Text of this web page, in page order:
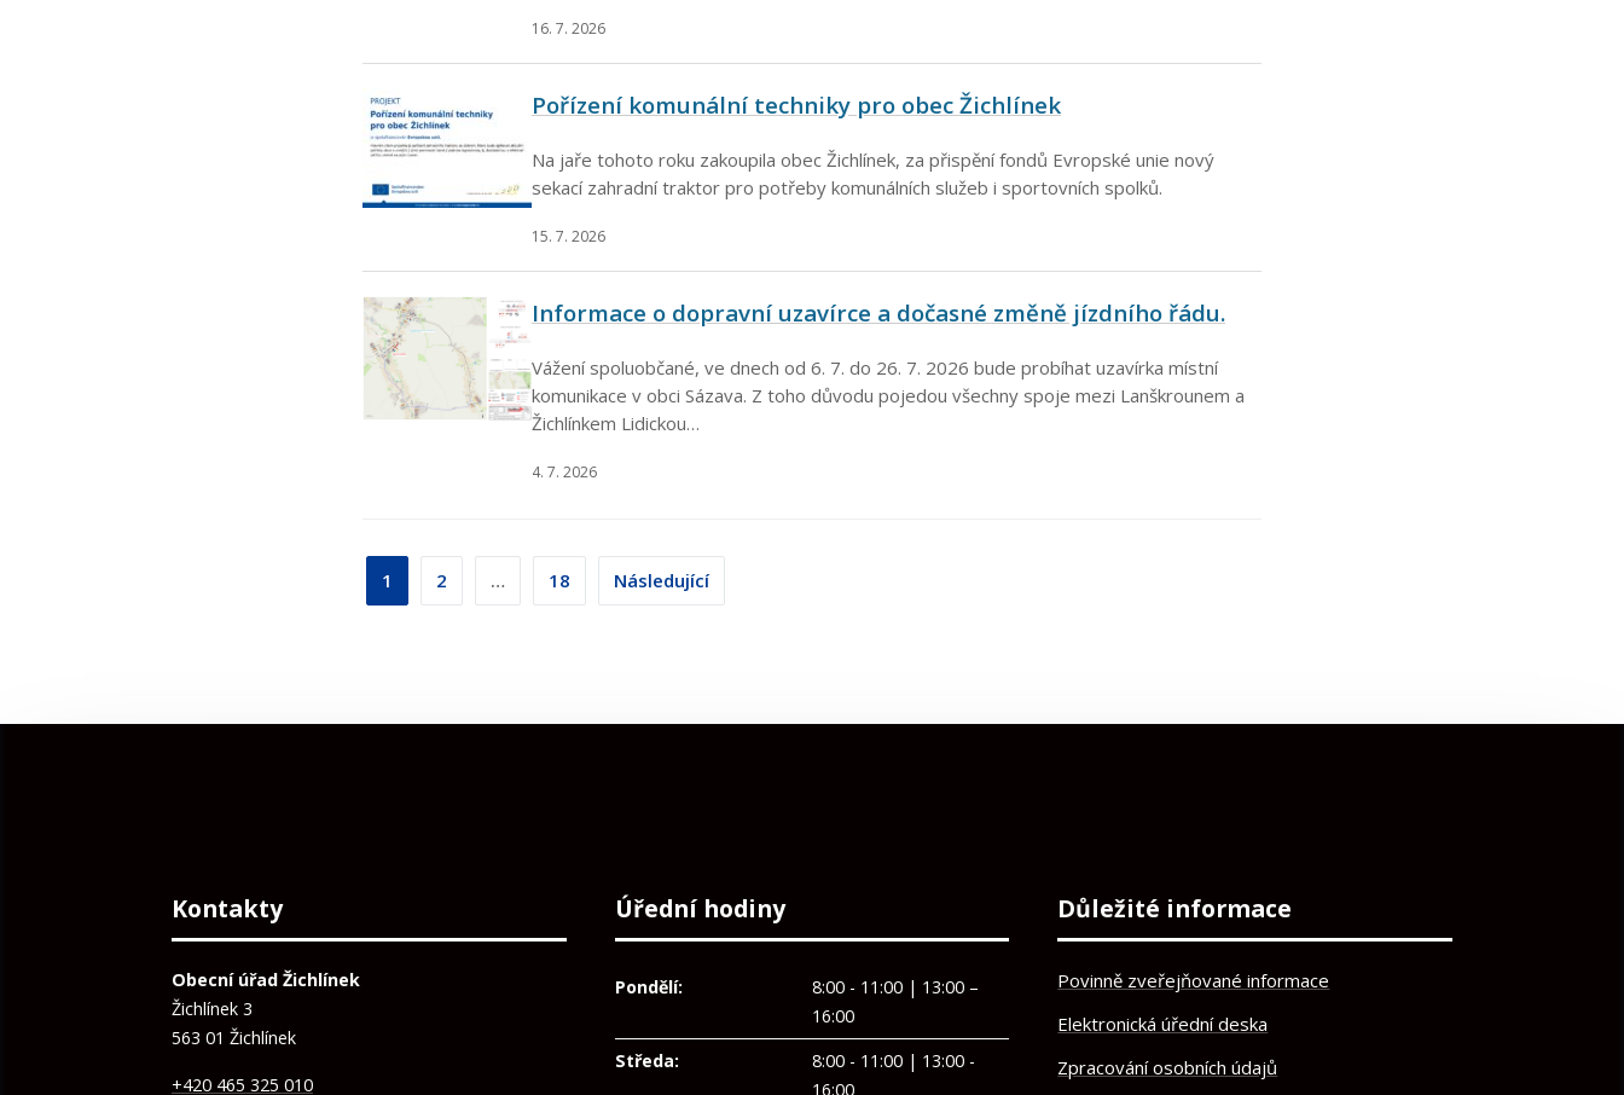
16. 7. 2026
Pořízení komunální techniky pro obec Žichlínek
Na jaře tohoto roku zakoupila obec Žichlínek, za přispění fondů Evropské unie nový
sekací zahradní traktor pro potřeby komunálních služeb i sportovních spolků.
15. 7. 2026
Informace o dopravní uzavírce a dočasné změně jízdního řádu.
Vážení spoluobčané, ve dnech od 6. 7. do 26. 7. 2026 bude probíhat uzavírka místní
komunikace v obci Sázava. Z toho důvodu pojedou všechny spoje mezi Lanškrounem a
Žichlínkem Lidickou…
4. 7. 2026
Stránkování
1 2 … 18 Následující
Kontakty
Obecní úřad Žichlínek
Žichlínek 3
563 01 Žichlínek
+420 465 325 010
Úřední hodiny
Pondělí:
8:00 - 11:00 | 13:00 –
16:00
Středa:
8:00 - 11:00 | 13:00 -
16:00
Důležité informace
Povinně zveřejňované informace
Elektronická úřední deska
Zpracování osobních údajů